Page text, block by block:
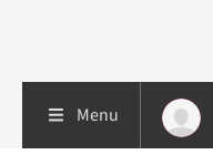
Menu